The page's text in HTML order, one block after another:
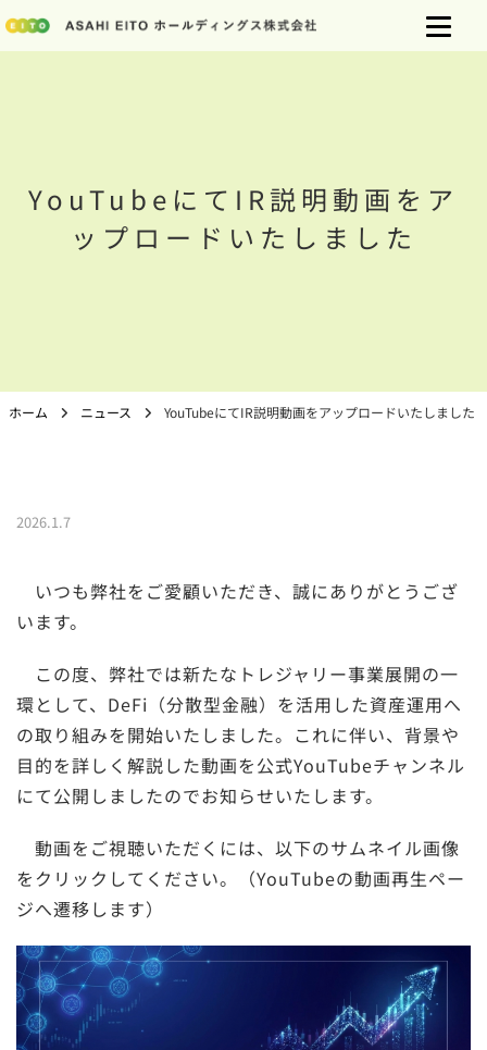
YouTubeにてIR説明動画をア
ップロードいたしました
ホーム ニュース YouTubeにてIR説明動画をアップロードいたしました
2026.1.7
いつも弊社をご愛顧いただき、誠にありがとうござ
います。
この度、弊社では新たなトレジャリー事業展開の一
環として、DeFi（分散型金融）を活用した資産運用へ
の取り組みを開始いたしました。これに伴い、背景や
目的を詳しく解説した動画を公式YouTubeチャンネル
にて公開しましたのでお知らせいたします。
動画をご視聴いただくには、以下のサムネイル画像
をクリックしてください。（YouTubeの動画再生ペー
ジへ遷移します）